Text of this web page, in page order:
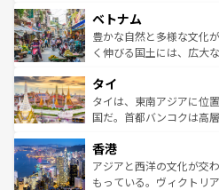
参照してほしい。
容にもいいと評判のスイ
が味わえる。 なお
照してほしい。
き、地方に足を延ばせば
できる。そして、キムチ
まで、さまざまな韓国料
リティに包まれながら、
わってみ
覧を参照してほしい。
ベトナム
豊かな自然と多様な文化
く伸びる国土には、広大
急速な発展と共に伝統が
ーチミン市のフランス統
醸し出している。また、
とつ。フォーやバインミ
ひ現地で味わいたい。ど
が旅行者を迎えてくれる
タイ
タイは、東南アジアに位
国だ。首都バンコクは高
の活気が交差している。
帯で自然と触れ合い、南
いビーチでリゾート気分
香港
アジアと西洋の文化が交
もっている。ヴィクトリ